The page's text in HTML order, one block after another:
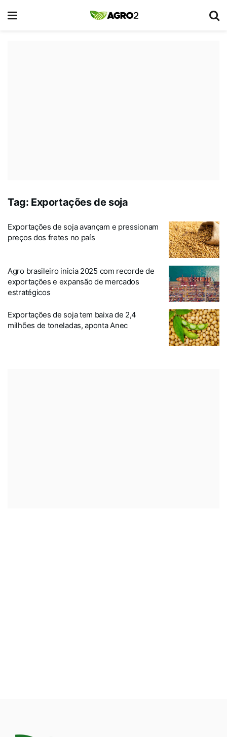
Tag: Exportações de soja
Exportações de soja avançam e pressionam
preços dos fretes no país
Agro brasileiro inicia 2025 com recorde de
exportações e expansão de mercados
estratégicos
Exportações de soja tem baixa de 2,4
milhões de toneladas, aponta Anec